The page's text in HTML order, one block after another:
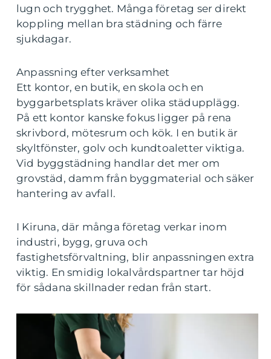
lugn och trygghet. Många företag ser direkt
koppling mellan bra städning och färre
sjukdagar.
Anpassning efter verksamhet
Ett kontor, en butik, en skola och en
byggarbetsplats kräver olika städupplägg.
På ett kontor kanske fokus ligger på rena
skrivbord, mötesrum och kök. I en butik är
skyltfönster, golv och kundtoaletter viktiga.
Vid byggstädning handlar det mer om
grovstäd, damm från byggmaterial och säker
hantering av avfall.
I Kiruna, där många företag verkar inom
industri, bygg, gruva och
fastighetsförvaltning, blir anpassningen extra
viktig. En smidig lokalvårdspartner tar höjd
för sådana skillnader redan från start.